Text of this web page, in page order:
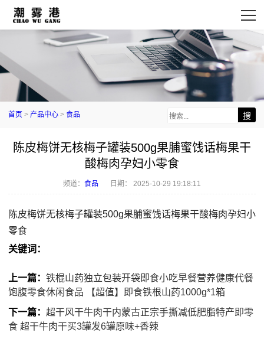
首页 > 产品中心 > 食品
陈皮梅饼无核梅子罐装500g果脯蜜饯话梅果干
酸梅肉孕妇小零食
频道： 食品 日期： 2025-10-29 19:18:11
陈皮梅饼无核梅子罐装500g果脯蜜饯话梅果干酸梅肉孕妇小
零食
关键词：
上一篇： 铁棍山药独立包装开袋即食小吃早餐营养健康代餐
饱腹零食休闲食品 【超值】即食铁根山药1000g*1箱
下一篇： 超干风干牛肉干内蒙古正宗手撕减低肥脂特产即零
食 超干牛肉干买3罐发6罐原味+香辣